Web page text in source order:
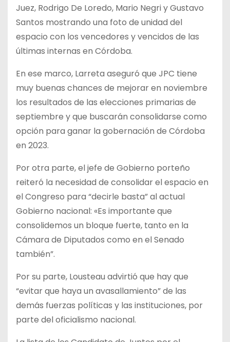
Juez, Rodrigo De Loredo, Mario Negri y Gustavo
Santos mostrando una foto de unidad del
espacio con los vencedores y vencidos de las
últimas internas en Córdoba.
En ese marco, Larreta aseguró que JPC tiene
muy buenas chances de mejorar en noviembre
los resultados de las elecciones primarias de
septiembre y que buscarán consolidarse como
opción para ganar la gobernación de Córdoba
en 2023.
Por otra parte, el jefe de Gobierno porteño
reiteró la necesidad de consolidar el espacio en
el Congreso para “decirle basta” al actual
Gobierno nacional: «Es importante que
consolidemos un bloque fuerte, tanto en la
Cámara de Diputados como en el Senado
también”.
Por su parte, Lousteau advirtió que hay que
“evitar que haya un avasallamiento” de las
demás fuerzas políticas y las instituciones, por
parte del oficialismo nacional.